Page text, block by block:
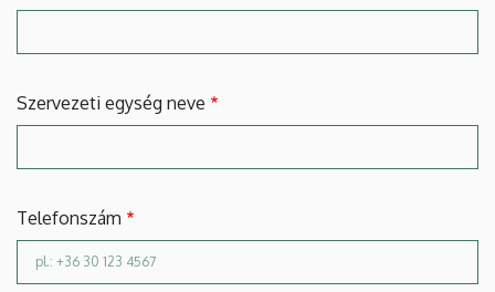
Szervezeti egység neve
Telefonszám